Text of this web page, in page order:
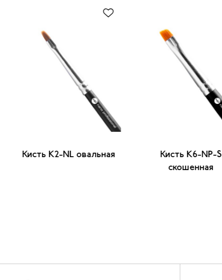
Кисть K2-NL овальная
Кисть K6-NP-S
скошенная